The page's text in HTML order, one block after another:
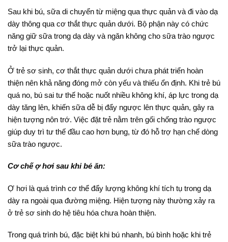
Sau khi bú, sữa di chuyển từ miệng qua thực quản và đi vào dạ
dày thông qua cơ thắt thực quản dưới. Bộ phận này có chức
năng giữ sữa trong dạ dày và ngăn không cho sữa trào ngược
trở lại thực quản.
Ở trẻ sơ sinh, cơ thắt thực quản dưới chưa phát triển hoàn
thiện nên khả năng đóng mở còn yếu và thiếu ổn định. Khi trẻ bú
quá no, bú sai tư thế hoặc nuốt nhiều không khí, áp lực trong dạ
dày tăng lên, khiến sữa dễ bị đẩy ngược lên thực quản, gây ra
hiện tượng nôn trớ. Việc đặt trẻ nằm trên gối chống trào ngược
giúp duy trì tư thế đầu cao hơn bụng, từ đó hỗ trợ hạn chế dòng
sữa trào ngược.
Cơ chế ợ hơi sau khi bé ăn:
Ợ hơi là quá trình cơ thể đẩy lượng không khí tích tụ trong dạ
dày ra ngoài qua đường miệng. Hiện tượng này thường xảy ra
ở trẻ sơ sinh do hệ tiêu hóa chưa hoàn thiện.
Trong quá trình bú, đặc biệt khi bú nhanh, bú bình hoặc khi trẻ